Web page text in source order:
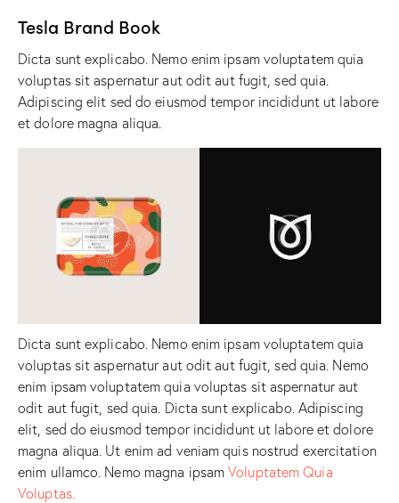
Tesla Brand Book
Dicta sunt explicabo. Nemo enim ipsam voluptatem quia
voluptas sit aspernatur aut odit aut fugit, sed quia.
Adipiscing elit sed do eiusmod tempor incididunt ut labore
et dolore magna aliqua.
Dicta sunt explicabo. Nemo enim ipsam voluptatem quia
voluptas sit aspernatur aut odit aut fugit, sed quia. Nemo
enim ipsam voluptatem quia voluptas sit aspernatur aut
odit aut fugit, sed quia. Dicta sunt explicabo. Adipiscing
elit, sed do eiusmod tempor incididunt ut labore et dolore
magna aliqua. Ut enim ad veniam quis nostrud exercitation
enim ullamco. Nemo magna ipsamVoluptatem Quia
Voluptas.